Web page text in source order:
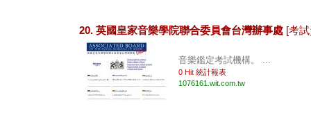
20. 英國皇家音樂學院聯合委員會台灣辦事處 [考
音樂鑑定考試機構。 ...
0 Hit 統計報表
1076161.wit.com.tw